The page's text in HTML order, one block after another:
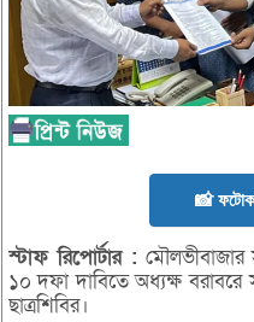
📸
স্টাফরিপোর্টার : মৌলভীবাজার
১০ দফা দাবিতে অধ্যক্ষ বরাবরে
ছাত্রশিবির।